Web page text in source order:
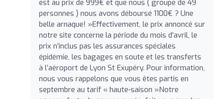
est au prix de 999€ et que nous ( groupe de 49
personnes ) nous avons déboursé 1100€ ? Une
belle arnaque! »Effectivement, le prix annoncé sur
notre site concerne la période du mois d’avril, le
prix n’inclus pas les assurances spéciales
épidémie, les bagages en soute et les transferts
à l’aéroport de Lyon St Exupéry. Pour information,
nous vous rappelons que vous êtes partis en
septembre au tarif « haute-saison »Notre